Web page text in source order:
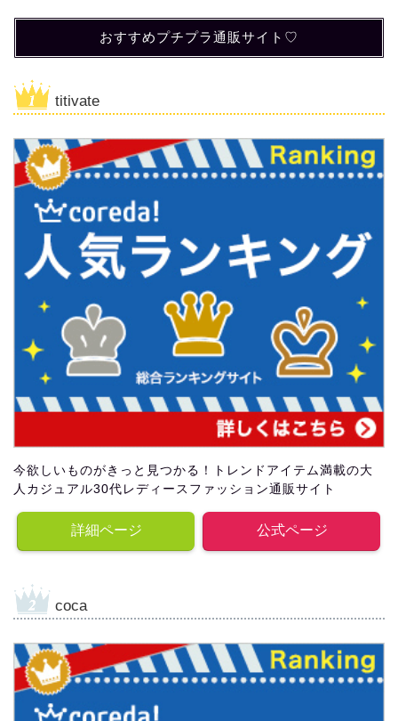
おすすめプチプラ通販サイト♡
titivate
今欲しいものがきっと見つかる！トレンドアイテム満載の大
人カジュアル30代レディースファッション通販サイト
詳細ページ 公式ページ
coca